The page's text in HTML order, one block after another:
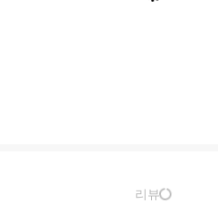
리뷰